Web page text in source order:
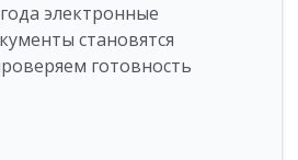
электронные
становятся
готовность